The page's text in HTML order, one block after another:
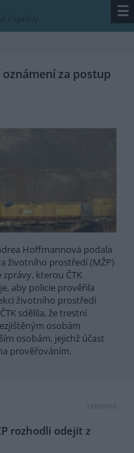
/ zprávy ☰
za postup
Hoffmannová podala
životního prostředí (MŽP)
kterou ČTK
aby policie prověřila
životního prostředí
sdělila, že trestní
osobám
osobám, jejichž účast
prověřováním.
reklama
rozhodli odejít z